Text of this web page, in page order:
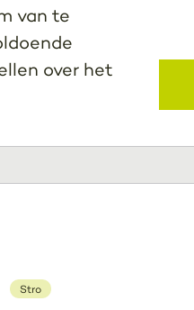
van te
over het
Stro